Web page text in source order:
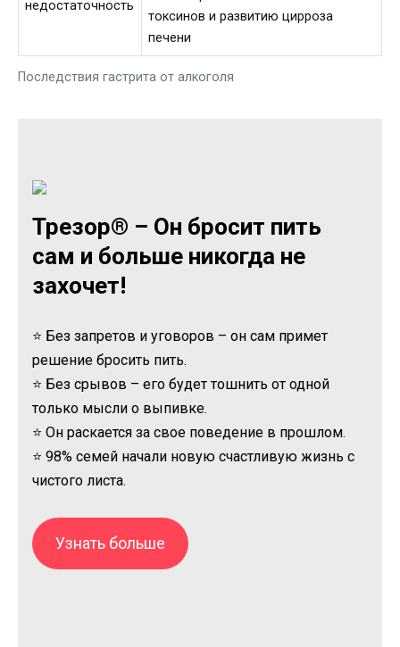
Последствия гастрита от алкоголя
недостаточность
токсинов и развитию цирроза
печени
Трезор® – Он бросит пить
сам и больше никогда не
захочет!
⭐ Без запретов и уговоров – он сам примет
решение бросить пить.
⭐ Без срывов – его будет тошнить от одной
только мысли о выпивке.
⭐ Он раскается за свое поведение в прошлом.
⭐ 98% семей начали новую счастливую жизнь с
чистого листа.
Узнать больше